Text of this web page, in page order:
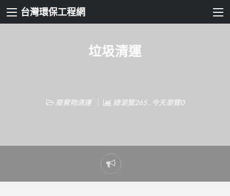
台灣環保工程網
垃圾清運
廢棄物清運 總瀏覽265 , 今天瀏覽0
Report
problem